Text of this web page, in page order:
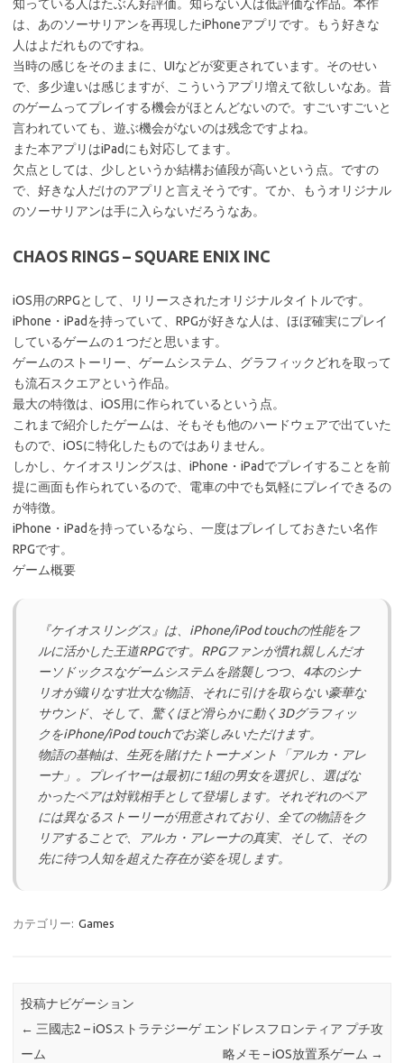
知っている人はたぶん好評価。知らない人は低評価な作品。本作
は、あのソーサリアンを再現したiPhoneアプリです。もう好きな
人はよだれものですね。
当時の感じをそのままに、UIなどが変更されています。そのせい
で、多少違いは感じますが、こういうアプリ増えて欲しいなあ。昔
のゲームってプレイする機会がほとんどないので。すごいすごいと
言われていても、遊ぶ機会がないのは残念ですよね。
また本アプリはiPadにも対応してます。
欠点としては、少しというか結構お値段が高いという点。ですの
で、好きな人だけのアプリと言えそうです。てか、もうオリジナル
のソーサリアンは手に入らないだろうなあ。
CHAOS RINGS – SQUARE ENIX INC
iOS用のRPGとして、リリースされたオリジナルタイトルです。
iPhone・iPadを持っていて、RPGが好きな人は、ほぼ確実にプレイ
しているゲームの１つだと思います。
ゲームのストーリー、ゲームシステム、グラフィックどれを取って
も流石スクエアという作品。
最大の特徴は、iOS用に作られているという点。
これまで紹介したゲームは、そもそも他のハードウェアで出ていた
もので、iOSに特化したものではありません。
しかし、ケイオスリングスは、iPhone・iPadでプレイすることを前
提に画面も作られているので、電車の中でも気軽にプレイできるの
が特徴。
iPhone・iPadを持っているなら、一度はプレイしておきたい名作
RPGです。
ゲーム概要
『ケイオスリングス』は、iPhone/iPod touchの性能をフ
ルに活かした王道RPGです。RPGファンが慣れ親しんだオ
ーソドックスなゲームシステムを踏襲しつつ、4本のシナ
リオが織りなす壮大な物語、それに引けを取らない豪華な
サウンド、そして、驚くほど滑らかに動く3Dグラフィッ
クをiPhone/iPod touchでお楽しみいただけます。
物語の基軸は、生死を賭けたトーナメント「アルカ・アレ
ーナ」。プレイヤーは最初に1組の男女を選択し、選ばな
かったペアは対戦相手として登場します。それぞれのペア
には異なるストーリーが用意されており、全ての物語をク
リアすることで、アルカ・アレーナの真実、そして、その
先に待つ人知を超えた存在が姿を現します。
カテゴリー: Games
投稿ナビゲーション
← 三國志2 – iOSストラテジーゲ
ーム
エンドレスフロンティア プチ攻
略メモ – iOS放置系ゲーム →